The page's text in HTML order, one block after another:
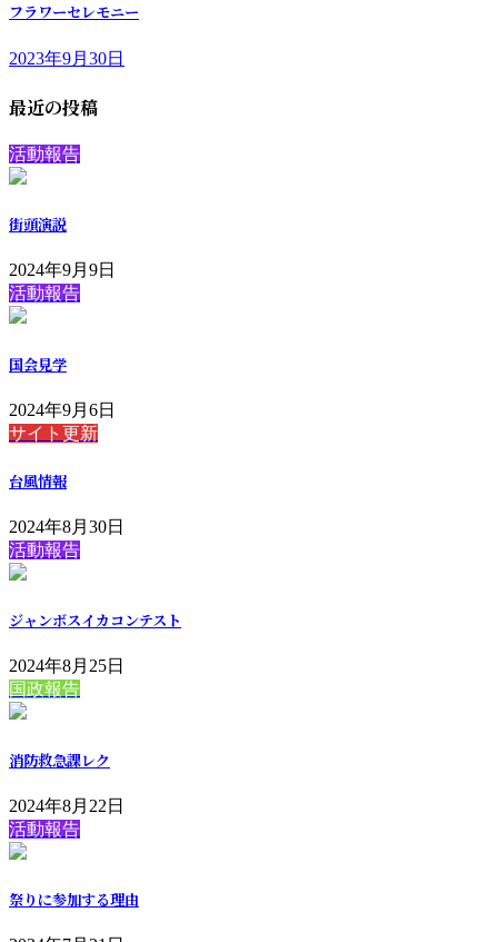
フラワーセレモニー
2023年9月30日
最近の投稿
活動報告
街頭演説
2024年9月9日
活動報告
国会見学
2024年9月6日
サイト更新
台風情報
2024年8月30日
活動報告
ジャンボスイカコンテスト
2024年8月25日
国政報告
消防救急課レク
2024年8月22日
活動報告
祭りに参加する理由